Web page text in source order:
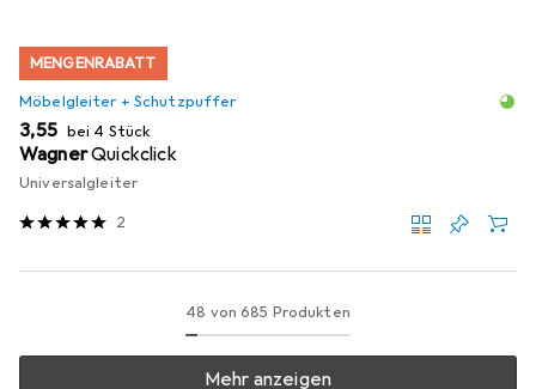
MENGENRABATT
Möbelgleiter + Schutzpuffer
EUR
3,55 bei 4 Stück
WagnerQuickclick
Universalgleiter
2
48 von 685 Produkten
Mehr anzeigen